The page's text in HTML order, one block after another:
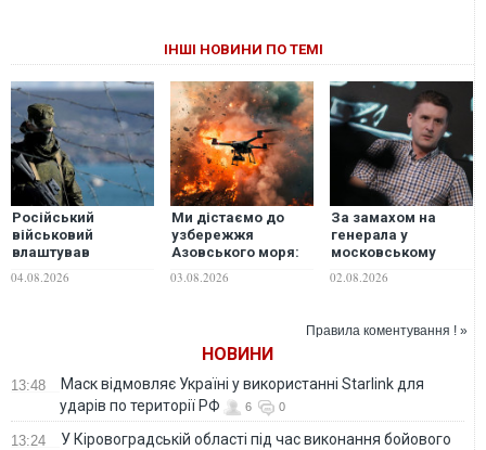
ІНШІ НОВИНИ ПО ТЕМІ
Російський
військовий
влаштував
є загиблі
04.08.2026
Ми дістаємо до
узбережжя
Азовського моря:
розповів про вплив
03.08.2026
За замахом на
генерала у
московському
стояти "третя
02.08.2026
Правила коментування ! »
НОВИНИ
13:48
Маск відмовляє Україні у використанні Starlink для
ударів по території РФ
6 0
13:24
У Кіровоградській області під час виконання бойового